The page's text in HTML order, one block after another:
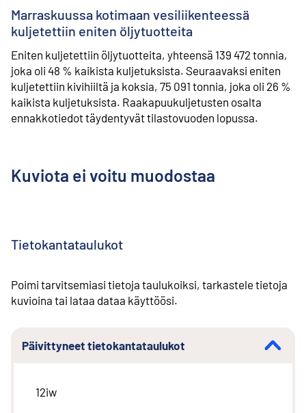
Marraskuussa kotimaan vesiliikenteessä
kuljetettiin eniten öljytuotteita
Eniten kuljetettiin öljytuotteita, yhteensä 139 472 tonnia,
joka oli 48 % kaikista kuljetuksista. Seuraavaksi eniten
kuljetettiin kivihiiltä ja koksia, 75 091 tonnia, joka oli 26 %
kaikista kuljetuksista. Raakapuukuljetusten osalta
ennakkotiedot täydentyvät tilastovuoden lopussa.
Kuviota ei voitu muodostaa
Tietokantataulukot
Poimi tarvitsemiasi tietoja taulukoiksi, tarkastele tietoja
kuvioina tai lataa dataa käyttöösi.
Päivittyneet tietokantataulukot
12iw